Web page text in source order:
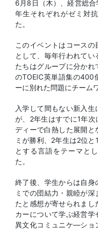
6月8日（木）、経営総
年生それぞれがゼミ対
た。
このイベントはコース
として、毎年行われて
たちはグループに分か
のTOEIC英単語集の400
ーに別れた問題にチーム
入学して間もない新入
が、2年生はすでに1年
ディーで白熱した展開と
ミが勝利、2年生は2位
とする言語をテーマと
た。
終了後、学生からは自
ミでの団結力・親睦が
たと感想が寄せられま
カーについて学ぶ経営
異文化コミュニケ―ショ